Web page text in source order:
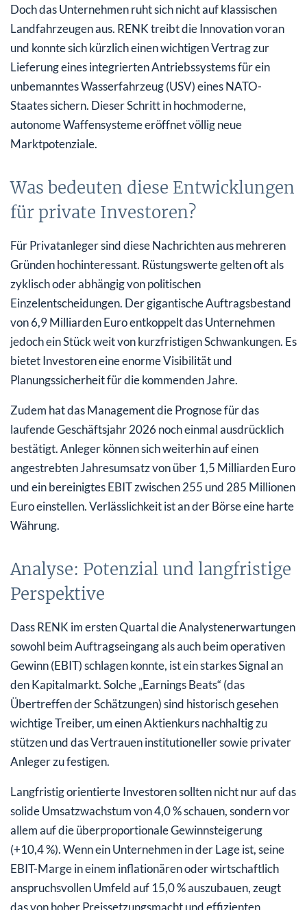
Doch das Unternehmen ruht sich nicht auf klassischen
Landfahrzeugen aus. RENK treibt die Innovation voran
und konnte sich kürzlich einen wichtigen Vertrag zur
Lieferung eines integrierten Antriebssystems für ein
unbemanntes Wasserfahrzeug (USV) eines NATO-
Staates sichern. Dieser Schritt in hochmoderne,
autonome Waffensysteme eröffnet völlig neue
Marktpotenziale.
Was bedeuten diese Entwicklungen
für private Investoren?
Für Privatanleger sind diese Nachrichten aus mehreren
Gründen hochinteressant. Rüstungswerte gelten oft als
zyklisch oder abhängig von politischen
Einzelentscheidungen. Der gigantische Auftragsbestand
von 6,9 Milliarden Euro entkoppelt das Unternehmen
jedoch ein Stück weit von kurzfristigen Schwankungen. Es
bietet Investoren eine enorme Visibilität und
Planungssicherheit für die kommenden Jahre.
Zudem hat das Management die Prognose für das
laufende Geschäftsjahr 2026 noch einmal ausdrücklich
bestätigt. Anleger können sich weiterhin auf einen
angestrebten Jahresumsatz von über 1,5 Milliarden Euro
und ein bereinigtes EBIT zwischen 255 und 285 Millionen
Euro einstellen. Verlässlichkeit ist an der Börse eine harte
Währung.
Analyse: Potenzial und langfristige
Perspektive
Dass RENK im ersten Quartal die Analystenerwartungen
sowohl beim Auftragseingang als auch beim operativen
Gewinn (EBIT) schlagen konnte, ist ein starkes Signal an
den Kapitalmarkt. Solche „Earnings Beats“ (das
Übertreffen der Schätzungen) sind historisch gesehen
wichtige Treiber, um einen Aktienkurs nachhaltig zu
stützen und das Vertrauen institutioneller sowie privater
Anleger zu festigen.
Langfristig orientierte Investoren sollten nicht nur auf das
solide Umsatzwachstum von 4,0 % schauen, sondern vor
allem auf die überproportionale Gewinnsteigerung
(+10,4 %). Wenn ein Unternehmen in der Lage ist, seine
EBIT-Marge in einem inflationären oder wirtschaftlich
anspruchsvollen Umfeld auf 15,0 % auszubauen, zeugt
das von hoher Preissetzungsmacht und effizienten